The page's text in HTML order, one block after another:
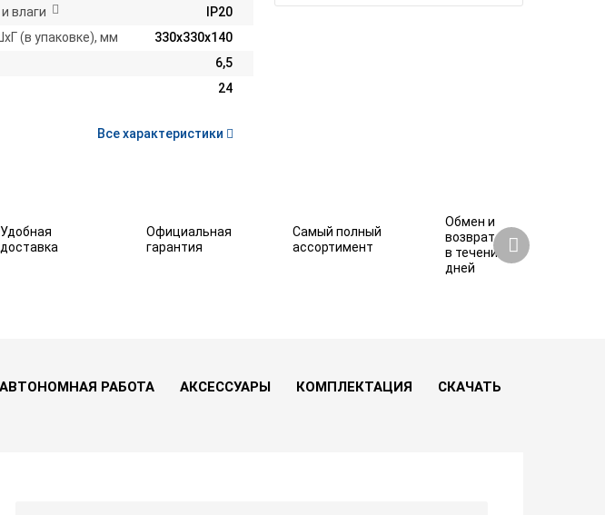
влаги
IP20
(в упаковке), мм
330х330х140
6,5
24
Все характеристики
Удобная
доставка
Официальная
гарантия
Самый полный
ассортимент
Обмен и
возврат
в течение 7
дней
Нашли дешевле?
АВТОНОМНАЯ РАБОТА АКСЕССУАРЫ КОМПЛЕКТАЦИЯ СКАЧАТЬ